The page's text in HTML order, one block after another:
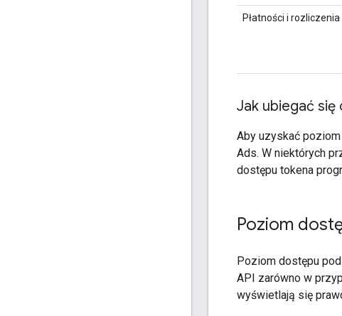
Płatności i
Jak ubiegać
Aby uzyskać
Ads. W niektórych
dostępu tokena
Poziom
Poziom dostępu
API zarówno w
wyświetlają się